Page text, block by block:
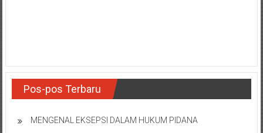
Kalimantan
Timur/
Kalimantan
Samarinda/Jawa
Pos-pos Terbaru
MENGENAL EKSEPSI DALAM HUKUM PIDANA